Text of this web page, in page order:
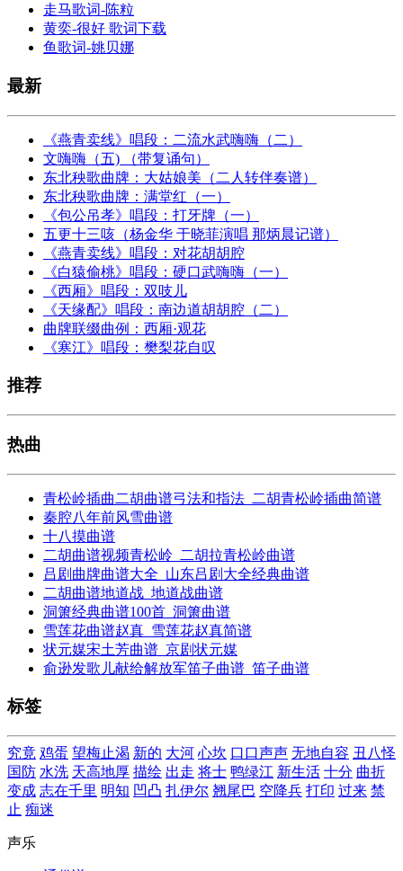
走马歌词-陈粒
黄奕-很好 歌词下载
鱼歌词-姚贝娜
最新
《燕青卖线》唱段：二流水武嗨嗨（二）
文嗨嗨（五) （带复诵句）
东北秧歌曲牌：大姑娘美（二人转伴奏谱）
东北秧歌曲牌：满堂红（一）
《包公吊孝》唱段：打牙牌（一）
五更十三咳（杨金华 于晓菲演唱 那炳晨记谱）
《燕青卖线》唱段：对花胡胡腔
《白猿偷桃》唱段：硬口武嗨嗨（一）
《西厢》唱段：双吱儿
《天缘配》唱段：南边道胡胡腔（二）
曲牌联缀曲例：西厢·观花
《寒江》唱段：樊梨花自叹
推荐
热曲
青松岭插曲二胡曲谱弓法和指法_二胡青松岭插曲简谱
秦腔八年前风雪曲谱
十八摸曲谱
二胡曲谱视频青松岭_二胡拉青松岭曲谱
吕剧曲牌曲谱大全_山东吕剧大全经典曲谱
二胡曲谱地道战_地道战曲谱
洞箫经典曲谱100首_洞箫曲谱
雪莲花曲谱赵真_雪莲花赵真简谱
状元媒宋土芳曲谱_京剧状元媒
俞逊发歌儿献给解放军笛子曲谱_笛子曲谱
标签
究竟 鸡蛋 望梅止渴 新的 大河 心坎 口口声声 无地自容 丑八怪
国防 水洗 天高地厚 描绘 出走 将士 鸭绿江 新生活 十分 曲折
变成 志在千里 明知 凹凸 扎伊尔 翘尾巴 空降兵 打印 过来 禁
止 痴迷
声乐